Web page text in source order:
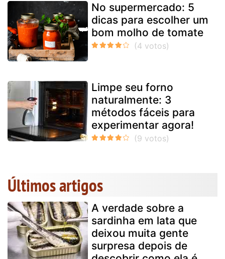
No supermercado: 5
dicas para escolher um
bom molho de tomate
Limpe seu forno
naturalmente: 3
métodos fáceis para
experimentar agora!
Últimos artigos
A verdade sobre a
sardinha em lata que
deixou muita gente
surpresa depois de